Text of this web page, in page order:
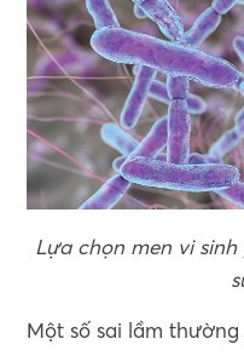
Lựa chọn men vi
Một số sai lầm